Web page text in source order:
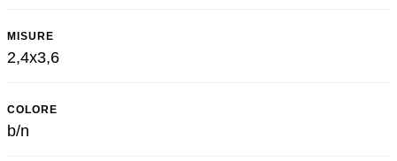
MISURE
2,4x3,6
COLORE
b/n